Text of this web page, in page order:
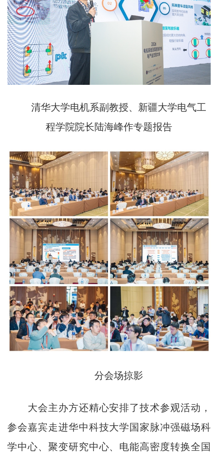
清华大学电机系副教授、新疆大学电气工
程学院院长陆海峰作专题报告
分会场掠影
大会主办方还精心安排了技术参观活动，
参会嘉宾走进华中科技大学国家脉冲强磁场科
学中心、聚变研究中心、电能高密度转换全国